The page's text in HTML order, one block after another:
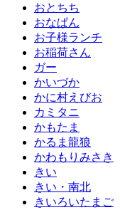
おとちち
おなぱん
お子様ランチ
お稲荷さん
ガー
かいづか
かに村えびお
カミタニ
かもたま
かるま龍狼
かわもりみさき
きい
きい・南北
きいろいたまご